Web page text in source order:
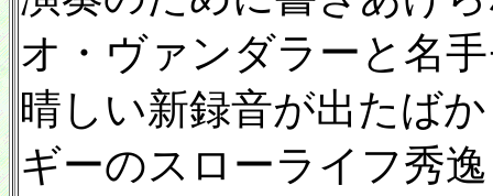
オ・ヴァンダラーと名
晴しい新録音が出たば
ギーのスローライフ秀